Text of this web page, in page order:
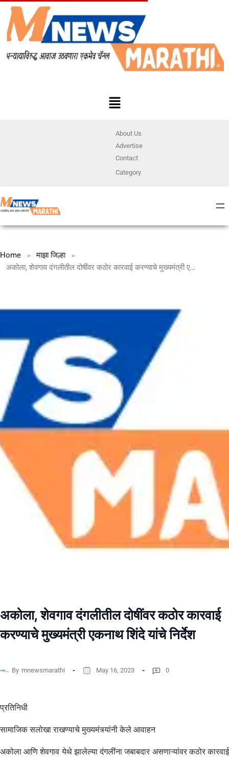
About Us
Advertise
Contact
Category
Home
माझा जिल्हा
अकोला, शेवगाव दंगलीतील दोषींवर कठोर कारवाई करण्याचे मुख्यमंत्री एकनाथ शिंदे यांचे निर्देश
अकोला, शेवगाव दंगलीतील दोषींवर कठोर कारवाई
करण्याचे मुख्यमंत्री एकनाथ शिंदे यांचे निर्देश
By mnewsmarathi May 16, 2023 0
प्रतिनिधी
सामाजिक सलोखा राखण्याचे मुख्यमंत्र्यांनी केले आवाहन
अकोला आणि शेवगाव येथे झालेल्या दंगलींना जबाबदार असणाऱ्यांवर कठोर कारवाई